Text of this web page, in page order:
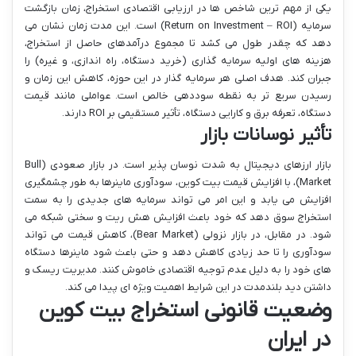
یکی از مهم ترین شاخص ها در ارزیابی اقتصادی استخراج، زمان بازگشت
سرمایه (Return on Investment – ROI) است. این مدت زمان نشان می
دهد که چقدر طول می کشد تا مجموع درآمدهای حاصل از استخراج،
هزینه های اولیه سرمایه گذاری (خرید دستگاه، راه اندازی، و غیره) را
جبران کند. هدف اصلی هر سرمایه گذار در این حوزه، کاهش این زمان و
رسیدن سریع تر به نقطه سوددهی خالص است. عواملی مانند قیمت
دستگاه، تعرفه برق و کارایی دستگاه، تأثیر مستقیمی بر ROI دارند.
تأثیر نوسانات بازار
بازار ارزهای دیجیتال به شدت نوسان پذیر است. در بازار صعودی (Bull
Market)، با افزایش قیمت بیت کوین، سودآوری ماینرها به طور چشمگیری
افزایش می یابد و این امر می تواند سرمایه های جدیدی را به سمت
استخراج سوق دهد که خود باعث افزایش هش ریت و سختی شبکه می
شود. در مقابل، در بازار نزولی (Bear Market)، کاهش قیمت می تواند
سودآوری را تا حد زیادی کاهش دهد و حتی باعث شود ماینرها دستگاه
های خود را به دلیل عدم توجیه اقتصادی خاموش کنند. مدیریت ریسک و
داشتن دید بلندمدت در این شرایط اهمیت ویژه ای پیدا می کند.
وضعیت قانونی استخراج بیت کوین
در ایران